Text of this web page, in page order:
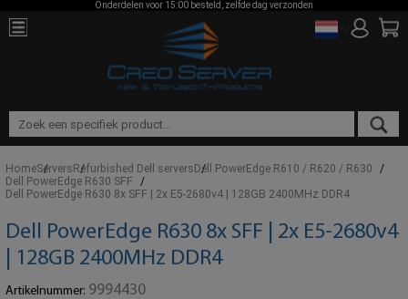
Onderdelen voor 15:00 besteld, zelfde dag verzonden
HomeServersRefurbished Dell serversDell PowerEdge R610 / R620 / R630
Dell PowerEdge R630 SFF
Dell PowerEdge R630 8x SFF | 2x E5-2680v4 | 128GB 2400MHz DDR4
Dell PowerEdge R630 8x SFF | 2x E5-2680v4
| 128GB 2400MHz DDR4
Artikelnummer: 9994430